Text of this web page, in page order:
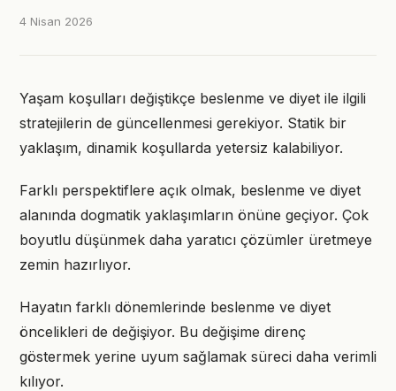
4 Nisan 2026
Yaşam koşulları değiştikçe beslenme ve diyet ile ilgili
stratejilerin de güncellenmesi gerekiyor. Statik bir
yaklaşım, dinamik koşullarda yetersiz kalabiliyor.
Farklı perspektiflere açık olmak, beslenme ve diyet
alanında dogmatik yaklaşımların önüne geçiyor. Çok
boyutlu düşünmek daha yaratıcı çözümler üretmeye
zemin hazırlıyor.
Hayatın farklı dönemlerinde beslenme ve diyet
öncelikleri de değişiyor. Bu değişime direnç
göstermek yerine uyum sağlamak süreci daha verimli
kılıyor.